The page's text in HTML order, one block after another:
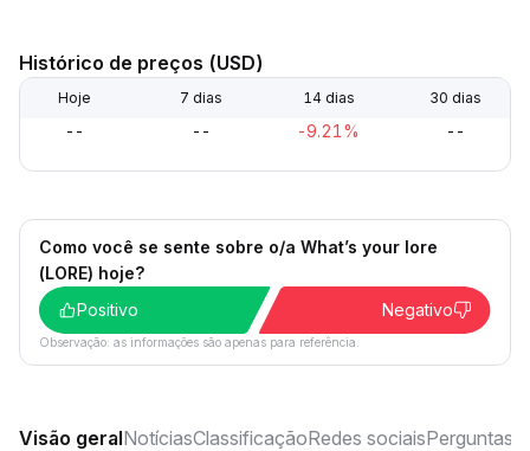
Histórico de preços (USD)
Hoje 7 dias 14 dias 30 dias
-- -- -9.21% --
Como você se sente sobre o/a What’s your lore
(LORE) hoje?
Positivo
Negativo
Observação: as informações são apenas para referência.
Visão geralNotíciasClassificaçãoRedes sociaisPerguntas